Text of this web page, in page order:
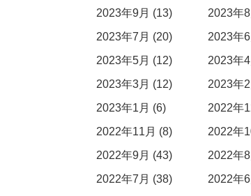
2023年9月 (13)
2023年
2023年7月 (20)
2023年
2023年5月 (12)
2023年
2023年3月 (12)
2023年
2023年1月 (6)
2022年
2022年11月 (8)
2022年
2022年9月 (43)
2022年
2022年7月 (38)
2022年